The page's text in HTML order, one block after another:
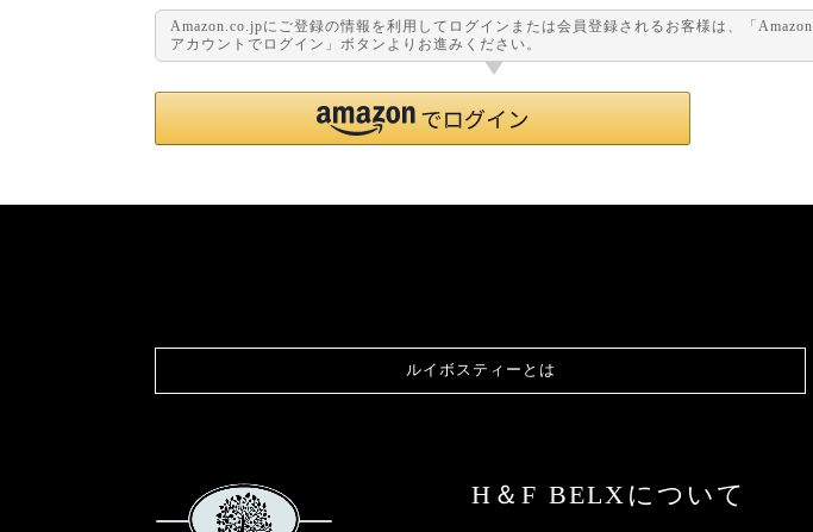
Amazon.co.jpにご登録の情報を利用してログインまたは会員登録されるお客様は、「Amazon
アカウントでログイン」ボタンよりお進みください。
ルイボスティーとは
H＆F BELXについて